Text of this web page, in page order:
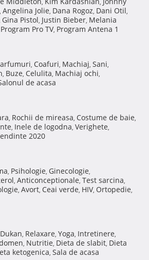
, ,
, Angelina Jolie, Dana Rogoz, Dani Otil,
Gina Pistol, Justin Bieber, Melania
Program Pro TV, Program Antena 1
, Coafuri, Machiaj, Sani,
, Buze, Celulita, Machiaj ochi,
de acasa
, Rochii de mireasa, Costume de baie,
, Inele de logodna, Verighete,
2020
, Psihologie, Ginecologie,
, Anticonceptionale, Test sarcina,
, Avort, Ceai verde, HIV, Ortopedie,
, Relaxare, Yoga, Intretinere,
, Nutritie, Dieta de slabit, Dieta
ketogenica, Sala de acasa